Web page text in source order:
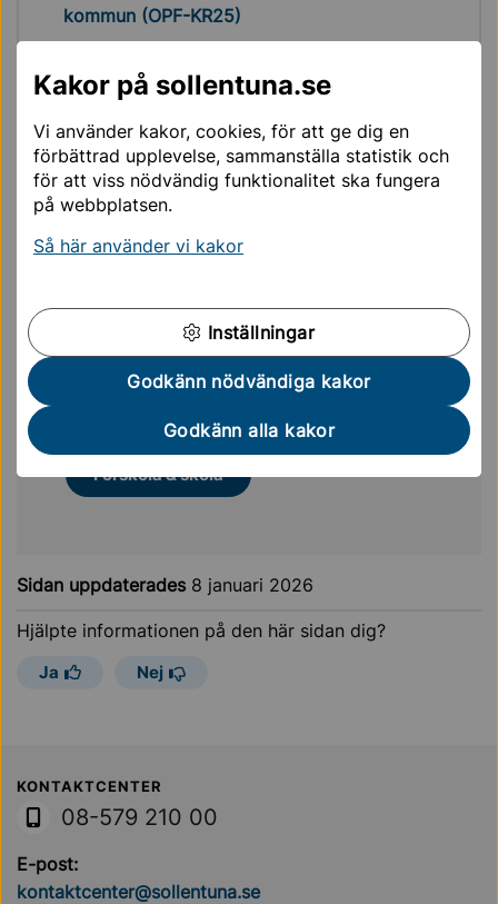
Kakor på sollentuna.se
Vi använder kakor, cookies, för att ge dig en
förbättrad upplevelse, sammanställa statistik och
för att viss nödvändig funktionalitet ska fungera
på webbplatsen.
Så här använder vi kakor
Inställningar
Godkänn nödvändiga kakor
Godkänn alla kakor
kommun (OPF-KR25)
Mer läsning för dig
Politiska sekreterare
Ersättning
Ledamöter och ersättare i
kommunst...
Ledamöter och ersättare i
kommunstyrelsens...
Förskola & skola
Sidan uppdaterades 8 januari 2026
Hjälpte informationen på den här sidan dig?
Ja Nej
Sollentuna Kommun
KONTAKTCENTER
08-579 210 00
E-post:
kontaktcenter@sollentuna.se